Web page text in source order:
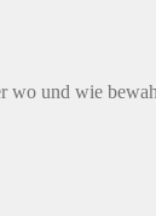
wo und wie